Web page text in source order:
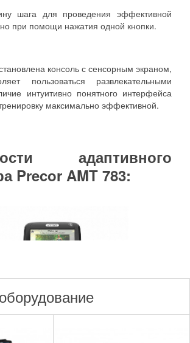
шага для проведения эффективной
при помощи нажатия одной кнопки.
консоль с сенсорным экраном,
пользоваться развлекательными
интуитивно понятного интерфейса
максимально эффективной.
адаптивного
Precor AMT 783: